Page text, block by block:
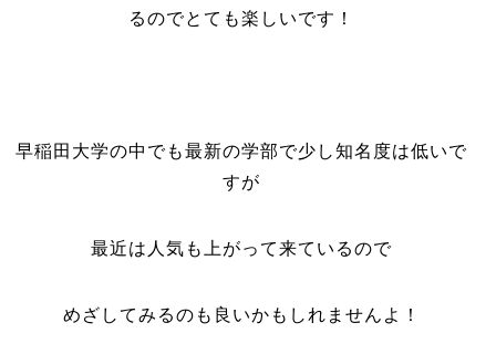
るのでとても楽しいです！
早稲田大学の中でも最新の学部で少し知名度は低いで
すが
最近は人気も上がって来ているので
めざしてみるのも良いかもしれませんよ！